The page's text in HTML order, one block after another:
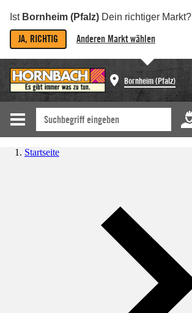
Ist Bornheim (Pfalz) Dein richtiger Markt?
JA, RICHTIG Anderen Markt wählen
Bornheim (Pfalz)
Startseite